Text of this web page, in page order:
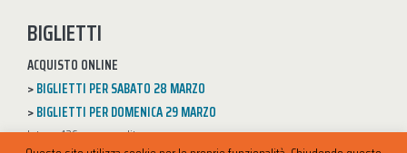
BIGLIETTI
ACQUISTO ONLINE
>BIGLIETTI PER SABATO 28 MARZO
>BIGLIETTI PER DOMENICA 29 MARZO
Intero: 12€ + prevendita